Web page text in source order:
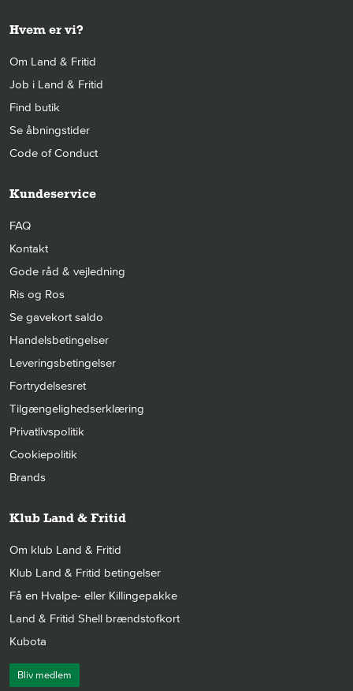
Hvem er vi?
Om Land & Fritid
Job i Land & Fritid
Find butik
Se åbningstider
Code of Conduct
Kundeservice
FAQ
Kontakt
Gode råd & vejledning
Ris og Ros
Se gavekort saldo
Handelsbetingelser
Leveringsbetingelser
Fortrydelsesret
Tilgængelighedserklæring
Privatlivspolitik
Cookiepolitik
Brands
Klub Land & Fritid
Om klub Land & Fritid
Klub Land & Fritid betingelser
Få en Hvalpe- eller Killingepakke
Land & Fritid Shell brændstofkort
Kubota
Bliv medlem